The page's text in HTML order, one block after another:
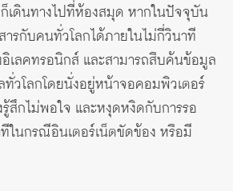
เดินทางไปที่ห้องสมุด หากในปัจจุบัน
ารกับคนทั่วโลกได้ภายในไม่กี่วินาที
เลคทรอนิกส์ และสามารถสืบค้นข้อมูล
วโลกโดยนั่งอยู่หน้าจอคอมพิวเตอร์
สึกไม่พอใจ และหงุดหงิดกับการรอ
ในกรณีอินเตอร์เน็ตขัดข้อง หรือมี